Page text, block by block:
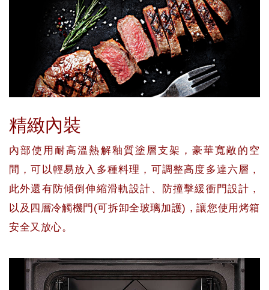
精緻內裝
內部使用耐高溫熱解釉質塗層支架，豪華寬敞的空
間，可以輕易放入多種料理，可調整高度多達六層，
此外還有防傾倒伸縮滑軌設計、防撞擊緩衝門設計，
以及四層冷觸機門(可拆卸全玻璃加護)，讓您使用烤箱
安全又放心。